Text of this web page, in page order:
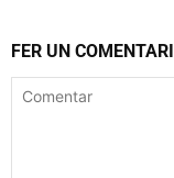
FER UN COMENTARI